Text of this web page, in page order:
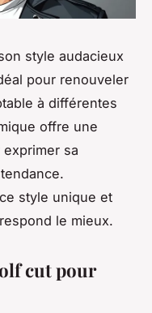
style audacieux
pour renouveler
à différentes
offre une
sa
style unique et
le mieux.
cut pour